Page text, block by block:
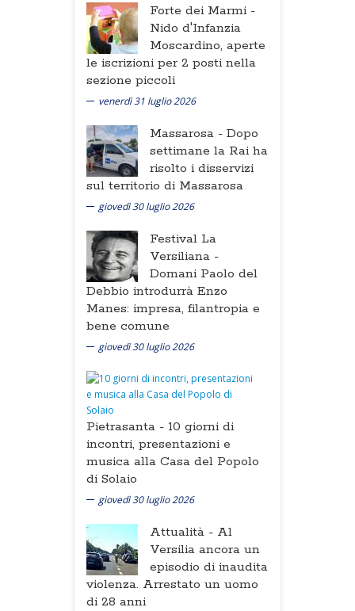
Forte dei Marmi -
Nido d'Infanzia
Moscardino, aperte
le iscrizioni per 2 posti nella
sezione piccoli
venerdì 31 luglio 2026
Massarosa - Dopo
settimane la Rai ha
risolto i disservizi
sul territorio di Massarosa
giovedì 30 luglio 2026
Festival La
Versiliana -
Domani Paolo del
Debbio introdurrà Enzo
Manes: impresa, filantropia e
bene comune
giovedì 30 luglio 2026
Pietrasanta - 10 giorni di
incontri, presentazioni e
musica alla Casa del Popolo
di Solaio
giovedì 30 luglio 2026
Attualità - Al
Versilia ancora un
episodio di inaudita
violenza. Arrestato un uomo
di 28 anni